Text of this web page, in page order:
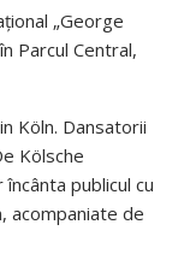
„George
Parcul Central,
Köln. Dansatorii
Kölsche
publicul cu
acompaniate de